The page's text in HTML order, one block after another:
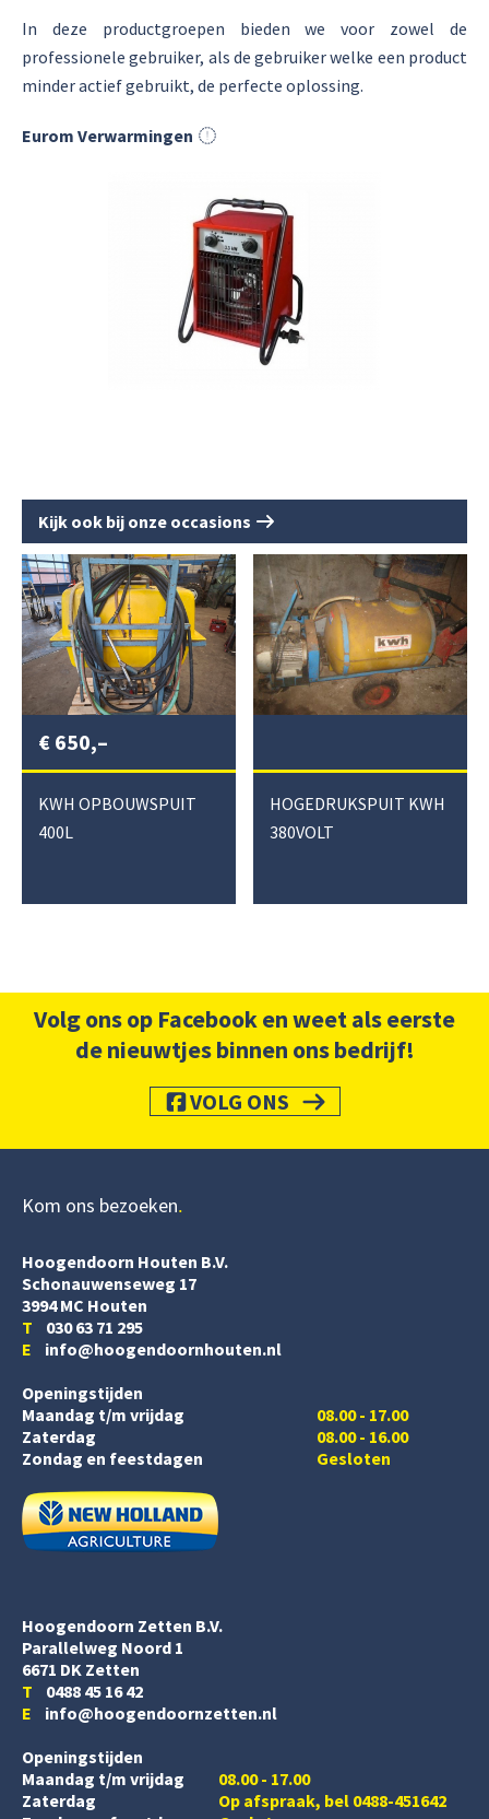
In deze productgroepen bieden we voor zowel de
professionele gebruiker, als de gebruiker welke een product
minder actief gebruikt, de perfecte oplossing.
Eurom Verwarmingen
Kijk ook bij onze occasions
€ 650,–
KWH OPBOUWSPUIT
400L
HOGEDRUKSPUIT KWH
380VOLT
Volg ons op Facebook en weet als eerste
de nieuwtjes binnen ons bedrijf!
VOLG ONS
Kom ons bezoeken
Hoogendoorn Houten B.V.
Schonauwenseweg 17
3994 MC Houten
T 030 63 71 295
E info@hoogendoornhouten.nl
Openingstijden
Maandag t/m vrijdag
Zaterdag
08.00 - 17.00
08.00 - 16.00
Zondag en feestdagen
Gesloten
Hoogendoorn Zetten B.V.
Parallelweg Noord 1
6671 DK Zetten
T 0488 45 16 42
E info@hoogendoornzetten.nl
Openingstijden
Maandag t/m vrijdag
08.00 - 17.00
Zaterdag
Op afspraak, bel 0488-451642